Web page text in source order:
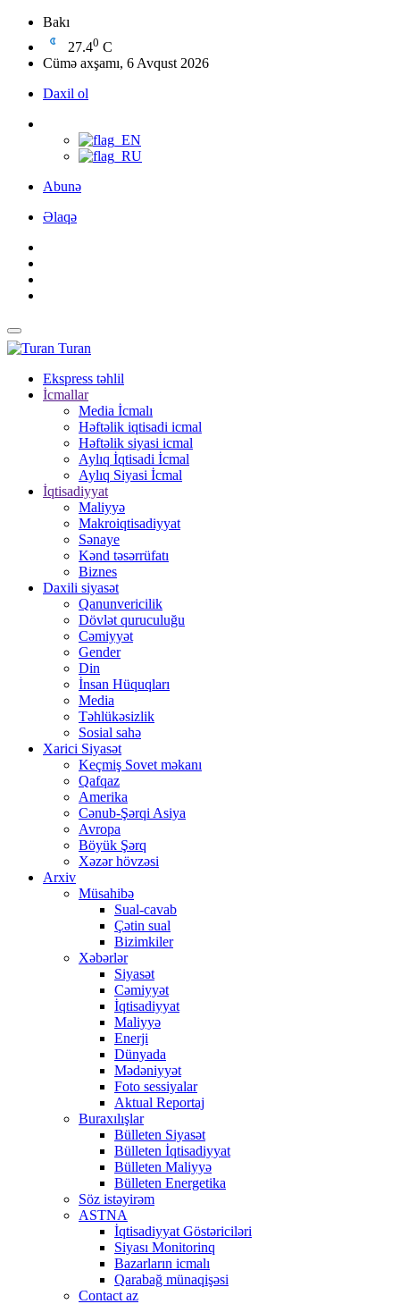
Bakı
27.40 C
Cümə axşamı, 6 Avqust 2026
Daxil ol
Abunə
Əlaqə
Turan
Ekspress təhlil
İcmallar
Media İcmalı
Həftəlik iqtisadi icmal
Həftəlik siyasi icmal
Aylıq İqtisadi İcmal
Aylıq Siyasi İcmal
İqtisadiyyat
Maliyyə
Makroiqtisadiyyat
Sənaye
Kənd təsərrüfatı
Biznes
Daxili siyasət
Qanunvericilik
Dövlət quruculuğu
Cəmiyyət
Gender
Din
İnsan Hüquqları
Media
Təhlükəsizlik
Sosial sahə
Xarici Siyasət
Keçmiş Sovet məkanı
Qafqaz
Amerika
Cənub-Şərqi Asiya
Avropa
Böyük Şərq
Xəzər hövzəsi
Arxiv
Müsahibə
Sual-cavab
Çətin sual
Bizimkiler
Xəbərlər
Siyasət
Cəmiyyət
İqtisadiyyat
Maliyyə
Enerji
Dünyada
Mədəniyyət
Foto sessiyalar
Aktual Reportaj
Buraxılışlar
Bülleten Siyasət
Bülleten İqtisadiyyat
Bülleten Maliyyə
Bülleten Energetika
Söz istəyirəm
ASTNA
İqtisadiyyat Göstəriciləri
Siyası Monitorinq
Bazarların icmalı
Qarabağ münaqişəsi
Contact az